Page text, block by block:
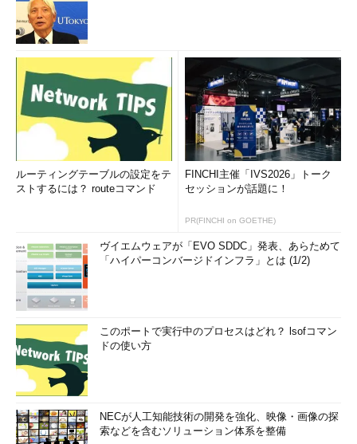
ルーティングテーブルの設定をテ
ストするには？ routeコマンド
FINCHI主催「IVS2026」トーク
セッションが話題に！
PR(FINCHI on GOETHE)
ヴイエムウェアが「EVO SDDC」発表、あらためて
「ハイパーコンバージドインフラ」とは (1/2)
このポートで実行中のプロセスはどれ？ lsofコマン
ドの使い方
NECが人工知能技術の開発を強化、映像・画像の探
索などを含むソリューション体系を整備